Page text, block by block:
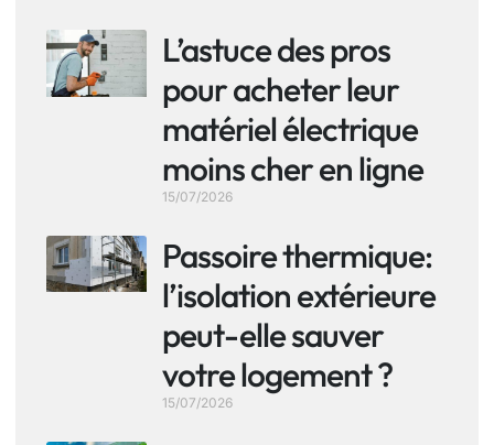
L’astuce des pros
pour acheter leur
matériel électrique
moins cher en ligne
15/07/2026
Passoire thermique:
l’isolation extérieure
peut-elle sauver
votre logement ?
15/07/2026